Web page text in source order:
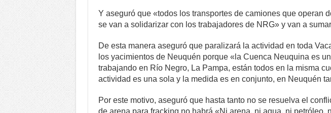
Y aseguró que «todos los transportes de camiones que operan
se van a solidarizar con los trabajadores de NRG» y van a
De esta manera aseguró que paralizará la actividad en toda
los yacimientos de Neuquén porque «la Cuenca Neuquina es
trabajando en Río Negro, La Pampa, están todos en la misma
actividad es una sola y la medida es en conjunto, en Neuquén
Por este motivo, aseguró que hasta tanto no se resuelva el